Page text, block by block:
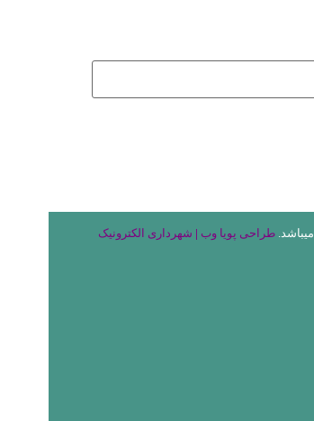
میباشد. طراحی پویا وب | شهرداری الکترونیک